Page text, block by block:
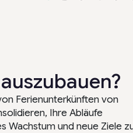
Ferienunterkünften von
Ihre Abläufe
Wachstum und neue Ziele